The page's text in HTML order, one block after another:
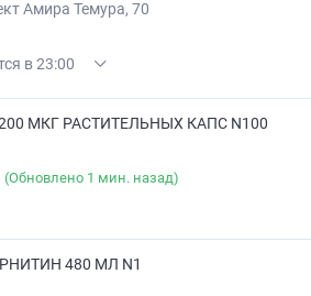
Амира Темура, 70
в 23:00
МКГ РАСТИТЕЛЬНЫХ КАПС N100
(Обновлено 1 мин. назад)
480 МЛ N1